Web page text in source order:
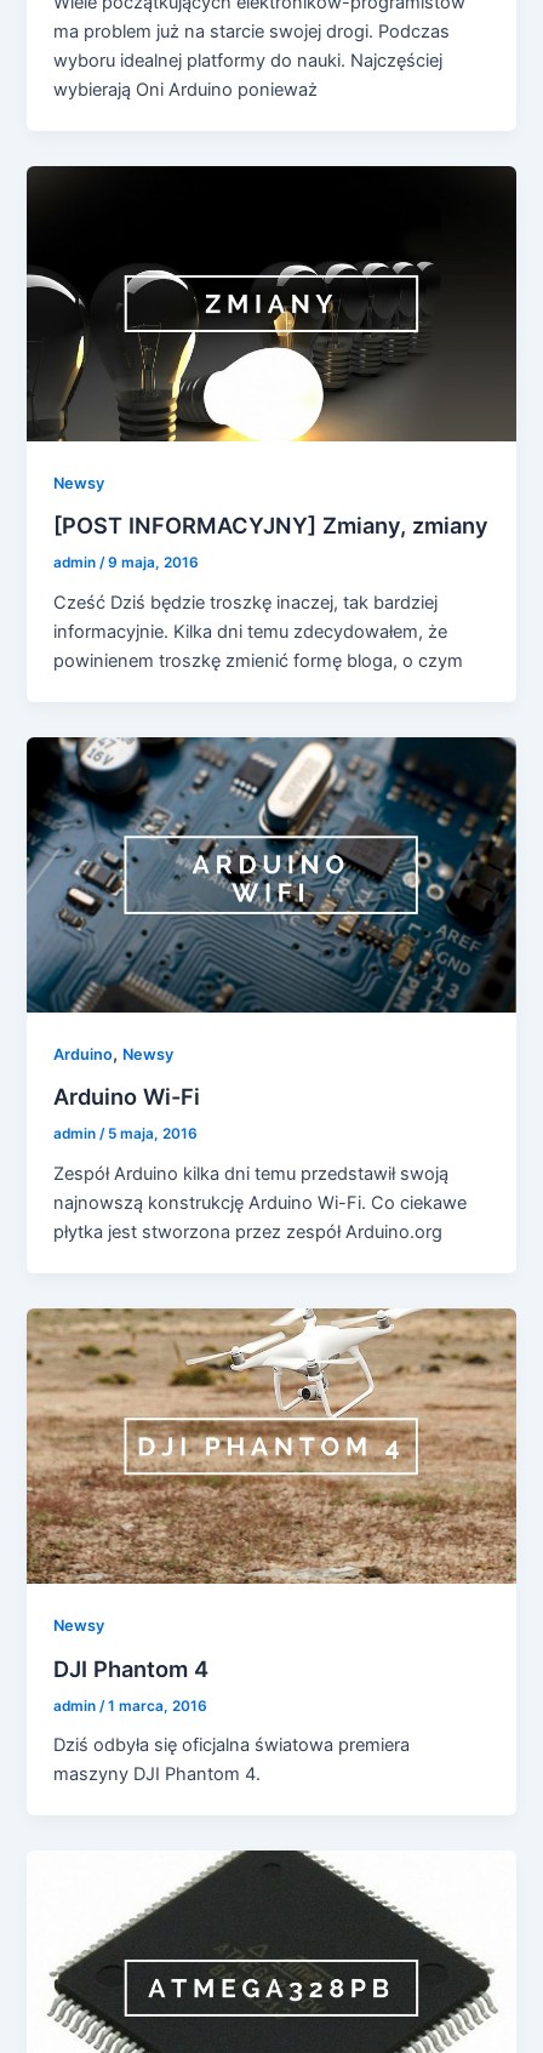
ma problem już na starcie swojej drogi. Podczas
wyboru idealnej platformy do nauki. Najczęściej
wybierają Oni Arduino ponieważ
Newsy
[POST INFORMACYJNY] Zmiany, zmiany
admin/9 maja, 2016
Cześć Dziś będzie troszkę inaczej, tak bardziej
informacyjnie. Kilka dni temu zdecydowałem, że
powinienem troszkę zmienić formę bloga, o czym
Arduino, Newsy
Arduino Wi-Fi
admin/ 5 maja, 2016
Zespół Arduino kilka dni temu przedstawił swoją
najnowszą konstrukcję Arduino Wi-Fi. Co ciekawe
płytka jest stworzona przez zespół Arduino.org
Newsy
DJI Phantom 4
admin /1 marca, 2016
Dziś odbyła się oficjalna światowa premiera
maszyny DJI Phantom 4.